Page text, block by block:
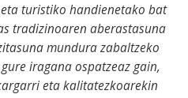
turistiko handienetako bat
tradizinoaren aberastasuna
mundura zabaltzeko
iragana ospatzeaz gain,
eta kalitatezkoarekin